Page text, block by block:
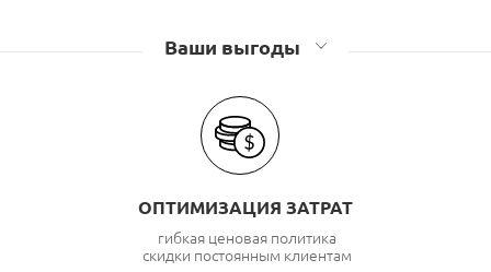
Ваши выгоды
ОПТИМИЗАЦИЯ ЗАТРАТ
гибкая ценовая политика
скидки постоянным клиентам